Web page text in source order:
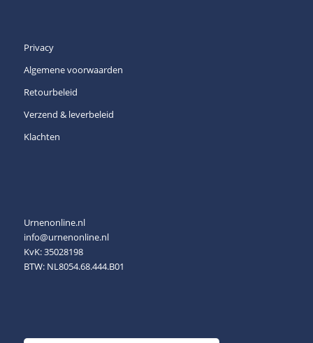
Privacy
Algemene voorwaarden
Retourbeleid
Verzend & leverbeleid
Klachten
Urnenonline.nl
info@urnenonline.nl
KvK: 35028198
BTW: NL8054.68.444.B01